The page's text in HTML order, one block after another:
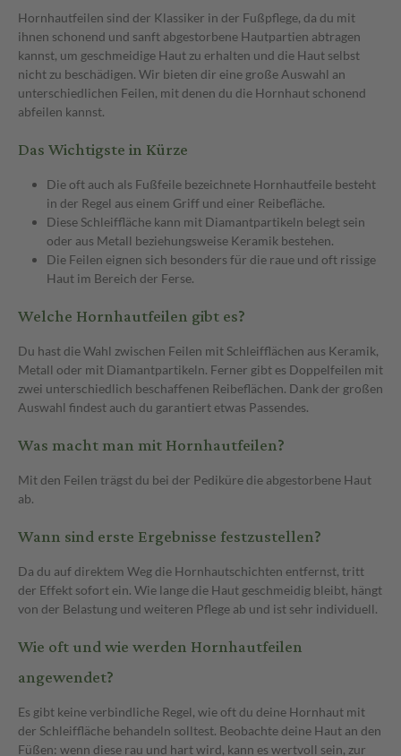
Hornhautfeilen sind der Klassiker in der Fußpflege, da du mit
ihnen schonend und sanft abgestorbene Hautpartien abtragen
kannst, um geschmeidige Haut zu erhalten und die Haut selbst
nicht zu beschädigen. Wir bieten dir eine große Auswahl an
unterschiedlichen Feilen, mit denen du die Hornhaut schonend
abfeilen kannst.
Das Wichtigste in Kürze
Die oft auch als Fußfeile bezeichnete Hornhautfeile besteht
in der Regel aus einem Griff und einer Reibefläche.
Diese Schleiffläche kann mit Diamantpartikeln belegt sein
oder aus Metall beziehungsweise Keramik bestehen.
Die Feilen eignen sich besonders für die raue und oft rissige
Haut im Bereich der Ferse.
Welche Hornhautfeilen gibt es?
Du hast die Wahl zwischen Feilen mit Schleifflächen aus Keramik,
Metall oder mit Diamantpartikeln. Ferner gibt es Doppelfeilen mit
zwei unterschiedlich beschaffenen Reibeflächen. Dank der großen
Auswahl findest auch du garantiert etwas Passendes.
Was macht man mit Hornhautfeilen?
Mit den Feilen trägst du bei der Pediküre die abgestorbene Haut
ab.
Wann sind erste Ergebnisse festzustellen?
Da du auf direktem Weg die Hornhautschichten entfernst, tritt
der Effekt sofort ein. Wie lange die Haut geschmeidig bleibt, hängt
von der Belastung und weiteren Pflege ab und ist sehr individuell.
Wie oft und wie werden Hornhautfeilen
angewendet?
Es gibt keine verbindliche Regel, wie oft du deine Hornhaut mit
der Schleiffläche behandeln solltest. Beobachte deine Haut an den
Füßen: wenn diese rau und hart wird, kann es wertvoll sein, zur